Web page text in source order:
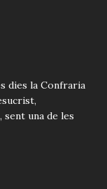
dies la Confraria
una de les